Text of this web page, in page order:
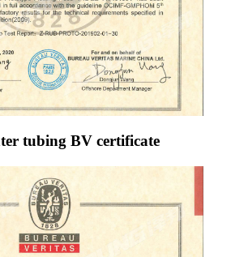
tubing BV certificate